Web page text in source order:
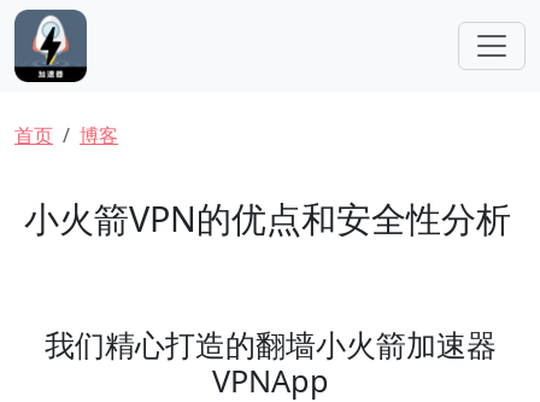
跳转到主要内容
面包屑
首页 博客
小火箭VPN的优点和安全性分析
我们精心打造的翻墙小火箭加速器
VPNApp